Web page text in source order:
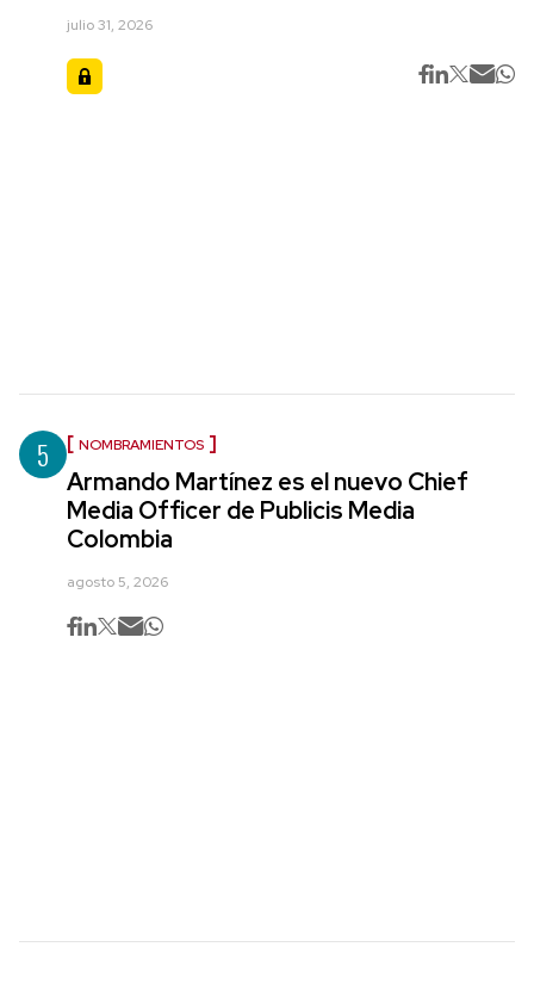
julio 31, 2026
5 NOMBRAMIENTOS
Armando Martínez es el nuevo Chief
Media Officer de Publicis Media
Colombia
agosto 5, 2026